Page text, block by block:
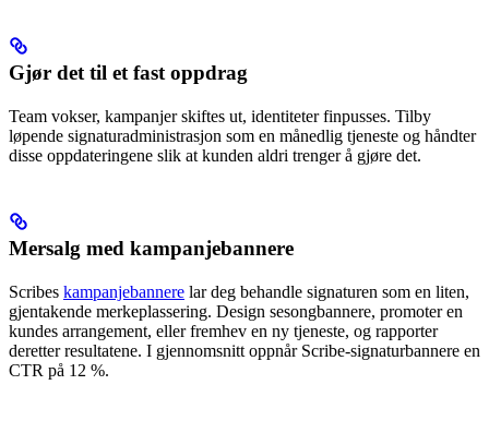
Gjør det til et fast oppdrag
Team vokser, kampanjer skiftes ut, identiteter finpusses. Tilby
løpende signaturadministrasjon som en månedlig tjeneste og håndter
disse oppdateringene slik at kunden aldri trenger å gjøre det.
Mersalg med kampanjebannere
Scribes kampanjebannere lar deg behandle signaturen som en liten,
gjentakende merkeplassering. Design sesongbannere, promoter en
kundes arrangement, eller fremhev en ny tjeneste, og rapporter
deretter resultatene. I gjennomsnitt oppnår Scribe-signaturbannere en
CTR på 12 %.